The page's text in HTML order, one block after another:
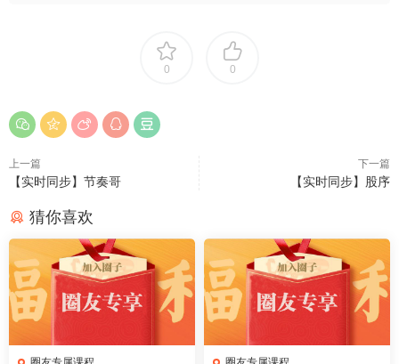
0 0
上一篇
【实时同步】节奏哥
下一篇
【实时同步】股序
猜你喜欢